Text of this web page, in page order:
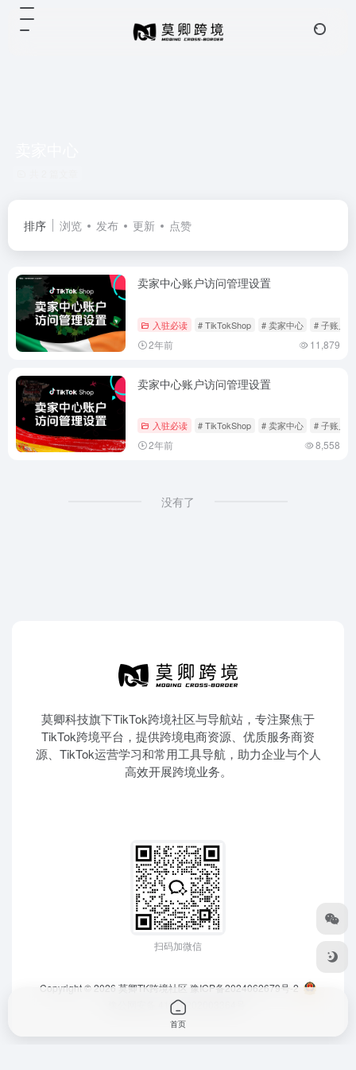
排序 浏览 发布 更新 点赞
卖家中心账户访问管理设置
入驻必读 # TikTokShop # 卖家中心 # 子账户
2年前 11,879
卖家中心账户访问管理设置
入驻必读 # TikTokShop # 卖家中心 # 子账户
2年前 8,558
没有了
莫卿科技旗下TikTok跨境社区与导航站，专注聚焦于
TikTok跨境平台，提供跨境电商资源、优质服务商资
源、TikTok运营学习和常用工具导航，助力企业与个人
高效开展跨境业务。
扫码加微信
Copyright © 2026 莫卿TK跨境社区 豫ICP备2024062679号-2
豫公网安备 41010202003364号
首页